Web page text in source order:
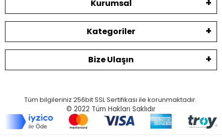
Kurumsal
Kategoriler
Bize Ulaşın
Tüm bilgileriniz 256bit SSL Sertifikası ile korunmaktadır.
© 2022 Tüm Hakları Saklıdır